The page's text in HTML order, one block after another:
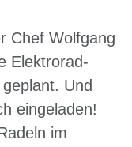
Chef Wolfgang
Elektrorad-
Und
eingeladen!
im